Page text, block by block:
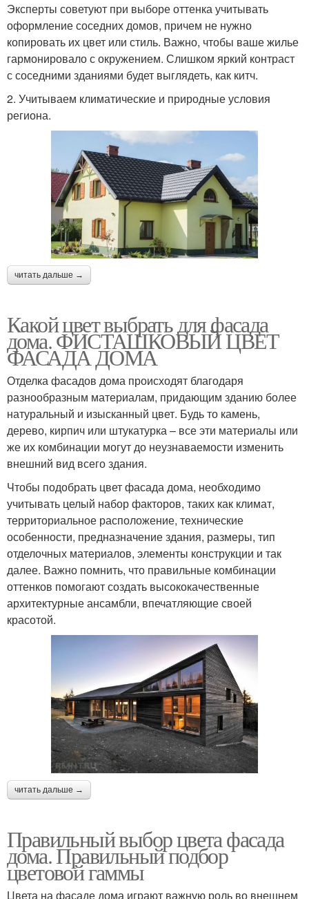
Эксперты советуют при выборе оттенка учитывать
оформление соседних домов, причем не нужно
копировать их цвет или стиль. Важно, чтобы ваше жилье
гармонировало с окружением. Слишком яркий контраст
с соседними зданиями будет выглядеть, как китч.
2. Учитываем климатические и природные условия
региона.
читать дальше →
Какой цвет выбрать для фасада
дома. ФИСТАШКОВЫЙ ЦВЕТ
ФАСАДА ДОМА
Отделка фасадов дома происходят благодаря
разнообразным материалам, придающим зданию более
натуральный и изысканный цвет. Будь то камень,
дерево, кирпич или штукатурка – все эти материалы или
же их комбинации могут до неузнаваемости изменить
внешний вид всего здания.
Чтобы подобрать цвет фасада дома, необходимо
учитывать целый набор факторов, таких как климат,
территориальное расположение, технические
особенности, предназначение здания, размеры, тип
отделочных материалов, элементы конструкции и так
далее. Важно помнить, что правильные комбинации
оттенков помогают создать высококачественные
архитектурные ансамбли, впечатляющие своей
красотой.
читать дальше →
Правильный выбор цвета фасада
дома. Правильный подбор
цветовой гаммы
Цвета на фасаде дома играют важную роль во внешнем